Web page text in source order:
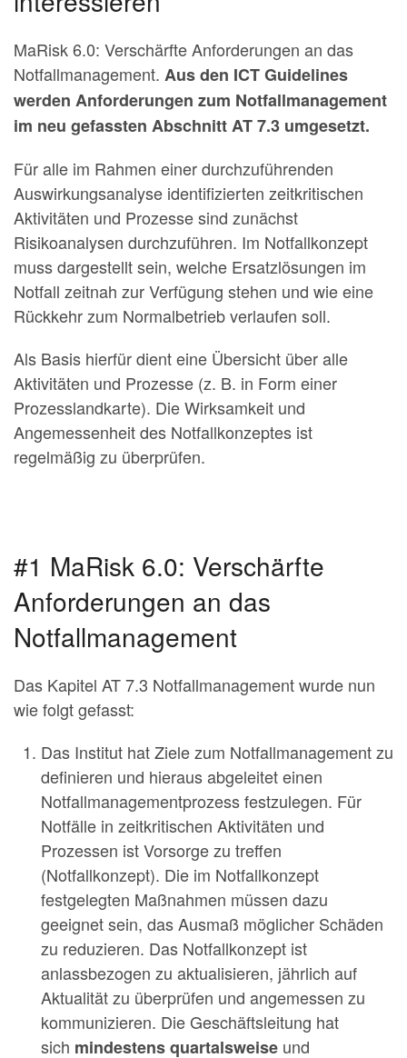
MaRisk 6.0: Verschärfte Anforderungen an das
Notfallmanagement. Aus den ICT Guidelines
werden Anforderungen zum Notfallmanagement
im neu gefassten Abschnitt AT 7.3 umgesetzt.
Für alle im Rahmen einer durchzuführenden
Auswirkungsanalyse identifizierten zeitkritischen
Aktivitäten und Prozesse sind zunächst
Risikoanalysen durchzuführen. Im Notfallkonzept
muss dargestellt sein, welche Ersatzlösungen im
Notfall zeitnah zur Verfügung stehen und wie eine
Rückkehr zum Normalbetrieb verlaufen soll.
Als Basis hierfür dient eine Übersicht über alle
Aktivitäten und Prozesse (z. B. in Form einer
Prozesslandkarte). Die Wirksamkeit und
Angemessenheit des Notfallkonzeptes ist
regelmäßig zu überprüfen.
#1 MaRisk 6.0: Verschärfte
Anforderungen an das
Notfallmanagement
Das Kapitel AT 7.3 Notfallmanagement wurde nun
wie folgt gefasst:
Das Institut hat Ziele zum Notfallmanagement zu
definieren und hieraus abgeleitet einen
Notfallmanagementprozess festzulegen. Für
Notfälle in zeitkritischen Aktivitäten und
Prozessen ist Vorsorge zu treffen
(Notfallkonzept). Die im Notfallkonzept
festgelegten Maßnahmen müssen dazu
geeignet sein, das Ausmaß möglicher Schäden
zu reduzieren. Das Notfallkonzept ist
anlassbezogen zu aktualisieren, jährlich auf
Aktualität zu überprüfen und angemessen zu
kommunizieren. Die Geschäftsleitung hat
sich mindestens quartalsweise und